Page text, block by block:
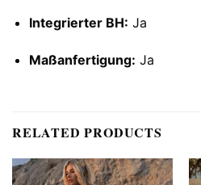
Integrierter BH: Ja
Maßanfertigung: Ja
RELATED PRODUCTS